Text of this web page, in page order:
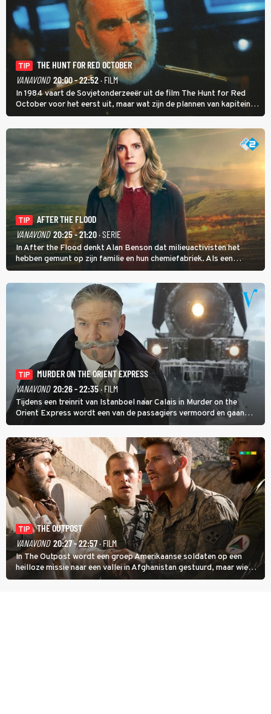
TIP
THE HUNT FOR RED OCTOBER
VANAVOND 20:00 - 22:52· FILM
In 1984 vaart de Sovjetonderzeeër uit de film The Hunt for Red
October voor het eerst uit, maar wat zijn de plannen van kapitein
Marko Ramius?
TIP
AFTER THE FLOOD
VANAVOND 20:25 - 21:20· SERIE
In After the Flood denkt Alan Benson dat milieuactivisten het
hebben gemunt op zijn familie en hun chemiefabriek. Als een
brandende boodschap in het veen de boel op scherp zet, besluit
Jo Marshall de jonge Finn Allen aan de tand te voelen.
TIP
MURDER ON THE ORIENT EXPRESS
VANAVOND 20:26 - 22:35· FILM
Tijdens een treinrit van Istanboel naar Calais in Murder on the
Orient Express wordt een van de passagiers vermoord en gaan
detective Hercule Poirot en zijn snor uitzoeken wie van de andere
treinreizigers de dader is.
TIP
THE OUTPOST
VANAVOND 20:27 - 22:57· FILM
In The Outpost wordt een groep Amerikaanse soldaten op een
heilloze missie naar een vallei in Afghanistan gestuurd, maar wie
overleeft daar een aanval?